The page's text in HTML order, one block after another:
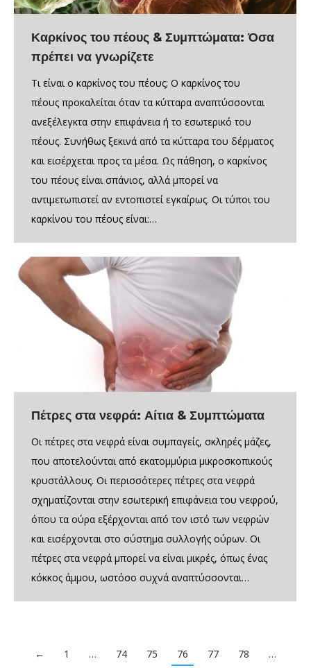
Καρκίνος του πέους & Συμπτώματα: Όσα
πρέπει να γνωρίζετε
Τι είναι ο καρκίνος του πέους; Ο καρκίνος του
πέους προκαλείται όταν τα κύτταρα αναπτύσσονται
ανεξέλεγκτα στην επιφάνεια ή το εσωτερικό του
πέους. Συνήθως ξεκινά από τα κύτταρα του δέρματος
και εισέρχεται προς τα μέσα. Ως πάθηση, ο καρκίνος
του πέους είναι σπάνιος, αλλά μπορεί να
αντιμετωπιστεί αν εντοπιστεί εγκαίρως. Οι τύποι του
καρκίνου του πέους είναι:…
Πέτρες στα νεφρά: Αίτια & Συμπτώματα
Οι πέτρες στα νεφρά είναι συμπαγείς, σκληρές μάζες,
που αποτελούνται από εκατομμύρια μικροσκοπικούς
κρυστάλλους. Οι περισσότερες πέτρες στα νεφρά
σχηματίζονται στην εσωτερική επιφάνεια του νεφρού,
όπου τα ούρα εξέρχονται από τον ιστό των νεφρών
και εισέρχονται στο σύστημα συλλογής ούρων. Οι
πέτρες στα νεφρά μπορεί να είναι μικρές, όπως ένας
κόκκος άμμου, ωστόσο συχνά αναπτύσσονται…
← 1 … 74 75 76 77 78
…